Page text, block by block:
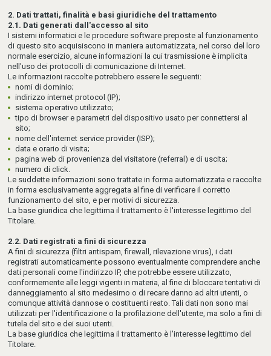
2. Dati trattati, finalità e basi giuridiche del trattamento
2.1. Dati generati dall'accesso al sito
I sistemi informatici e le procedure software preposte al funzionamento
di questo sito acquisiscono in maniera automatizzata, nel corso del loro
normale esercizio, alcune informazioni la cui trasmissione è implicita
nell'uso dei protocolli di comunicazione di Internet.
Le informazioni raccolte potrebbero essere le seguenti:
nomi di dominio;
indirizzo internet protocol (IP);
sistema operativo utilizzato;
tipo di browser e parametri del dispositivo usato per connettersi al
sito;
nome dell'internet service provider (ISP);
data e orario di visita;
pagina web di provenienza del visitatore (referral) e di uscita;
numero di click.
Le suddette informazioni sono trattate in forma automatizzata e raccolte
in forma esclusivamente aggregata al fine di verificare il corretto
funzionamento del sito, e per motivi di sicurezza.
La base giuridica che legittima il trattamento è l'interesse legittimo del
Titolare.
2.2. Dati registrati a fini di sicurezza
A fini di sicurezza (filtri antispam, firewall, rilevazione virus), i dati
registrati automaticamente possono eventualmente comprendere anche
dati personali come l'indirizzo IP, che potrebbe essere utilizzato,
conformemente alle leggi vigenti in materia, al fine di bloccare tentativi di
danneggiamento al sito medesimo o di recare danno ad altri utenti, o
comunque attività dannose o costituenti reato. Tali dati non sono mai
utilizzati per l'identificazione o la profilazione dell'utente, ma solo a fini di
tutela del sito e dei suoi utenti.
La base giuridica che legittima il trattamento è l'interesse legittimo del
Titolare.